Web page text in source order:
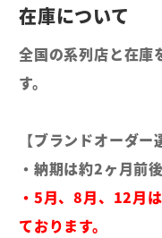
全国の系列店と在庫
す。
【ブランドオーダ
・納期は約2ヶ月前
・5月、8月、12月
ております。